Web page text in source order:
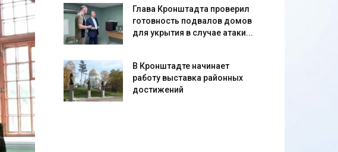
Глава Кронштадта проверил
готовность подвалов домов
для укрытия в случае атаки...
В Кронштадте начинает
работу выставка районных
достижений